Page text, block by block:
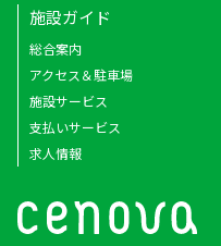
施設ガイド
総合案内
アクセス＆駐車場
施設サービス
支払いサービス
求人情報